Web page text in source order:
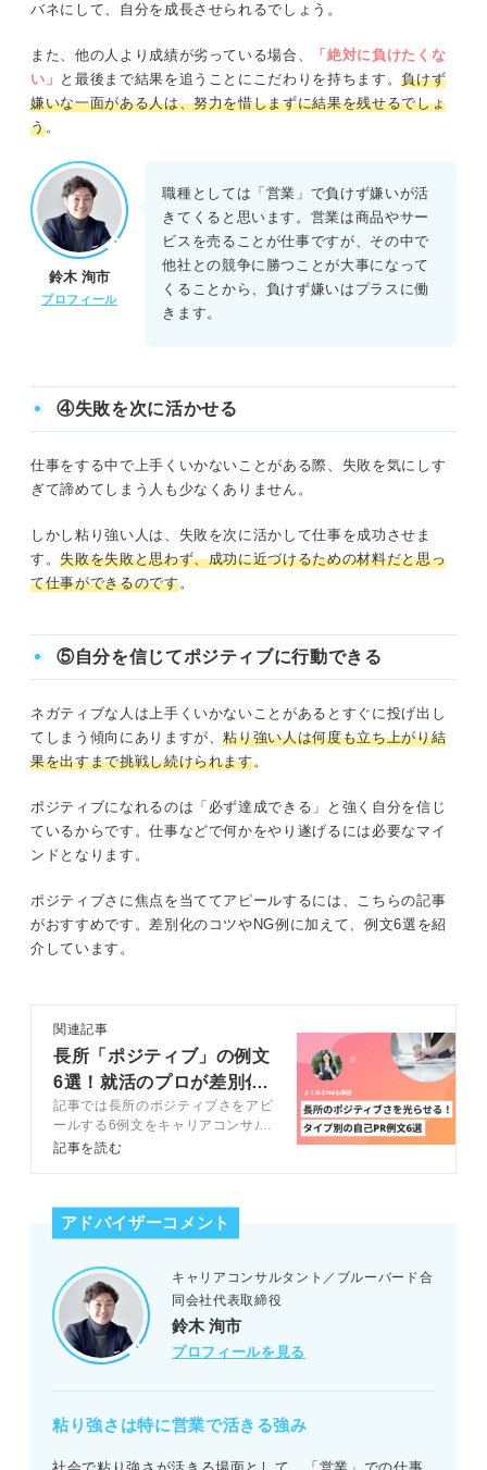
バネにして、自分を成長させられるでしょう。
また、他の人より成績が劣っている場合、
「絶対に負けたくな
い」 と最後まで結果を追うことにこだわりを持ちます。負けず
嫌いな一面がある人は、努力を惜しまずに結果を残せるでしょ
う。
鈴木 洵市
プロフィール
職種としては「営業」で負けず嫌いが活
きてくると思います。営業は商品やサー
ビスを売ることが仕事ですが、その中で
他社との競争に勝つことが大事になって
くることから、負けず嫌いはプラスに働
きます。
④失敗を次に活かせる
仕事をする中で上手くいかないことがある際、失敗を気にしす
ぎて諦めてしまう人も少なくありません。
しかし粘り強い人は、失敗を次に活かして仕事を成功させま
す。失敗を失敗と思わず、成功に近づけるための材料だと思っ
て仕事ができるのです。
⑤自分を信じてポジティブに行動できる
ネガティブな人は上手くいかないことがあるとすぐに投げ出し
てしまう傾向にありますが、粘り強い人は何度も立ち上がり結
果を出すまで挑戦し続けられます。
ポジティブになれるのは「必ず達成できる」と強く自分を信じ
ているからです。仕事などで何かをやり遂げるには必要なマイ
ンドとなります。
ポジティブさに焦点を当ててアピールするには、こちらの記事
がおすすめです。差別化のコツやNG例に加えて、例文6選を紹
介しています。
関連記事
長所「ポジティブ」の例文
6選！就活のプロが差別化
のコツを解説
記事では長所のポジティブさをアピ
ールする6例文をキャリアコンサル
タントの解説を交えて紹介します。
らしい自己PRを作成して選考を通
過しましょう。提出前に必見のNG
例付きです。
記事を読む
アドバイザーコメント
キャリアコンサルタント／ブルーバード合
同会社代表取締役
鈴木 洵市
プロフィールを見る
粘り強さは特に営業で活きる強み